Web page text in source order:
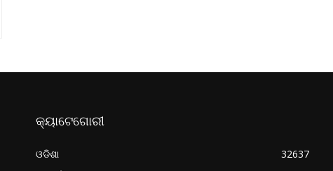
କ୍ୟାଟେଗୋରୀ
ଓଡିଶା
32637